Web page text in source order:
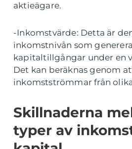
aktieägare.
-Inkomstvärde: Detta är
inkomstnivån som
kapitaltillgångar under en
Det kan beräknas genom
inkomstströmmar från
Skillnaderna
typer av